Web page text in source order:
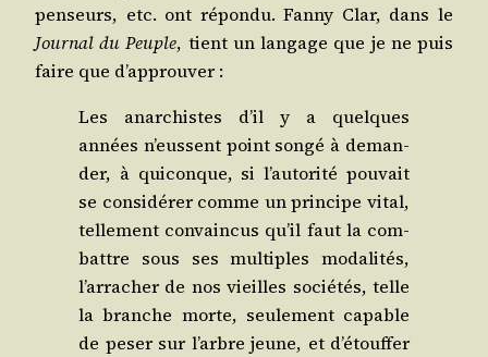
pen­seurs, etc. ont répon­du. Fan­ny Clar, dans le
Jour­nal du Peuple, tient un lan­gage que je ne puis
faire que d’approuver :
Les anar­chistes d’il y a quelques
années n’eussent point son­gé à deman­
der, à qui­conque, si l’autorité pou­vait
se consi­dé­rer comme un prin­cipe vital,
tel­le­ment convain­cus qu’il faut la com­
battre sous ses mul­tiples moda­li­tés,
l’arracher de nos vieilles socié­tés, telle
la branche morte, seule­ment capable
de peser sur l’arbre jeune, et d’étouffer